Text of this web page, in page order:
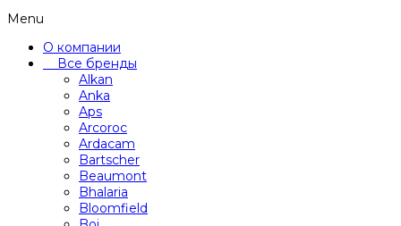
Menu
О компании
Все бренды
Alkan
Anka
Aps
Arcoroc
Ardacam
Bartscher
Beaumont
Bhalaria
Bloomfield